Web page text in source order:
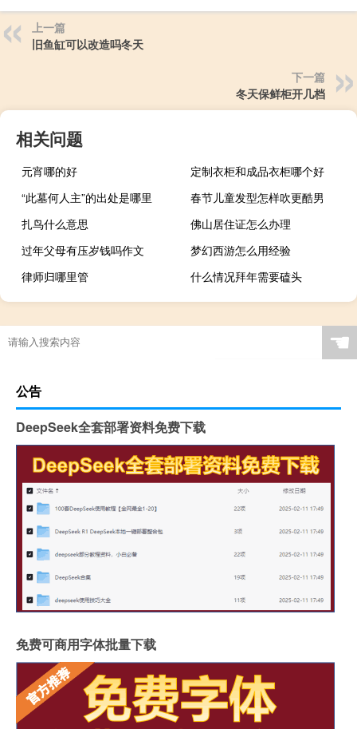
上一篇
旧鱼缸可以改造吗冬天
下一篇
冬天保鲜柜开几档
相关问题
元宵哪的好
定制衣柜和成品衣柜哪个好
“此墓何人主”的出处是哪里
春节儿童发型怎样吹更酷男
扎鸟什么意思
佛山居住证怎么办理
过年父母有压岁钱吗作文
梦幻西游怎么用经验
律师归哪里管
什么情况拜年需要磕头
☚
公告
DeepSeek全套部署资料免费下载
免费可商用字体批量下载